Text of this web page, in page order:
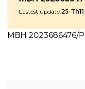
Lastest update:25-
MBH 2023686476/